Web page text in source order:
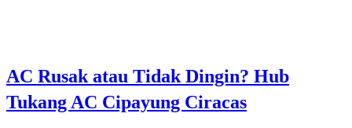
AC Rusak atau Tidak Dingin? Hub
Tukang AC Cipayung Ciracas